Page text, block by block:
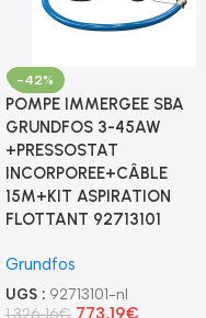
-42%
POMPE IMMERGEE SBA
GRUNDFOS 3-45AW
+PRESSOSTAT
INCORPOREE+CÂBLE
15M+KIT ASPIRATION
FLOTTANT 92713101
Grundfos
UGS : 92713101-nl
1.326,16€ 773,19€